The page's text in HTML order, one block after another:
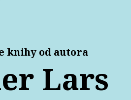
knihy od autora
Lars